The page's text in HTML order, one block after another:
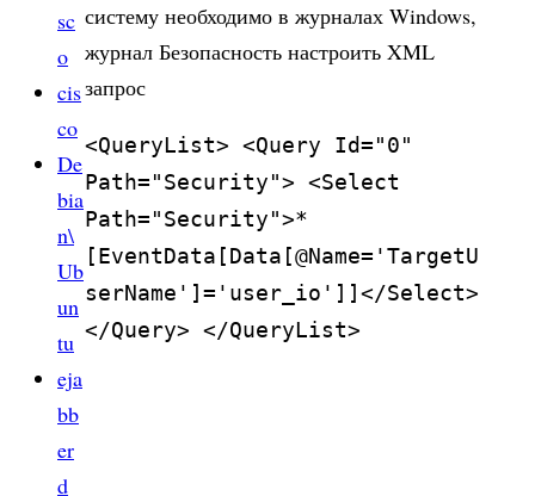
sc
o
cis
co
De
bia
n\
Ub
un
tu
eja
bb
er
d
систему необходимо в журналах Windows,
журнал Безопасность настроить XML
запрос
<QueryList> <Query Id="0"
Path="Security"> <Select
Path="Security">*
[EventData[Data[@Name='TargetU
serName']='user_io']]</Select>
</Query> </QueryList>